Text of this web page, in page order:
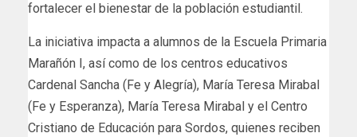
fortalecer el bienestar de la población estudiantil.
La iniciativa impacta a alumnos de la Escuela Primaria
Marañón I, así como de los centros educativos
Cardenal Sancha (Fe y Alegría), María Teresa Mirabal
(Fe y Esperanza), María Teresa Mirabal y el Centro
Cristiano de Educación para Sordos, quienes reciben